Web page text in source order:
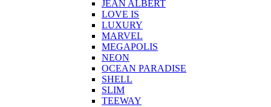
JEAN ALBERT
LOVE IS
LUXURY
MARVEL
MEGAPOLIS
NEON
OCEAN PARADISE
SHELL
SLIM
TEEWAY